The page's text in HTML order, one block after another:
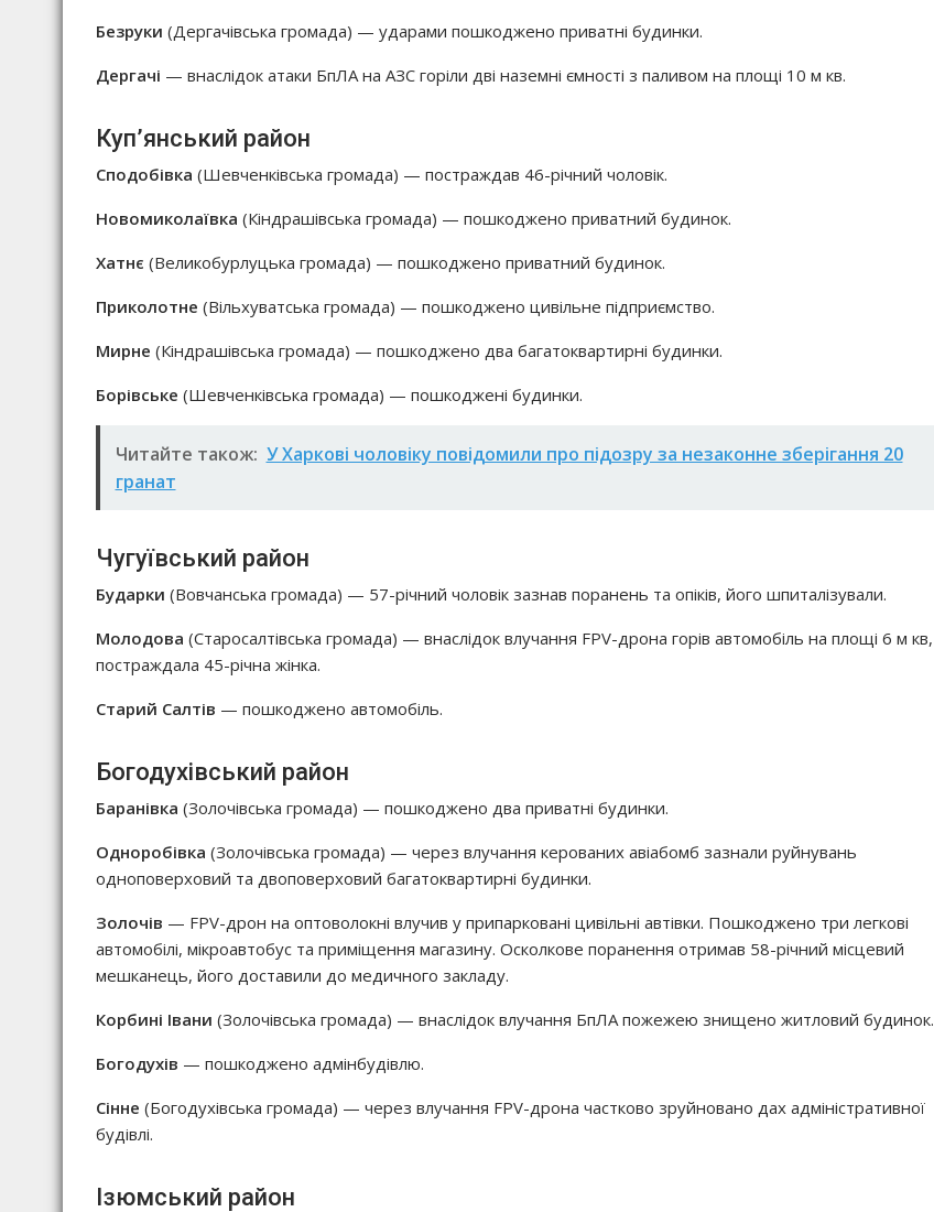
Безруки (Дергачівська громада) — ударами пошкоджено приватні будинки.
Дергачі — внаслідок атаки БпЛА на АЗС горіли дві наземні ємності з паливом на площі 10 м кв.
Куп’янський район
Сподобівка (Шевченківська громада) — постраждав 46-річний чоловік.
Новомиколаївка (Кіндрашівська громада) — пошкоджено приватний будинок.
Хатнє (Великобурлуцька громада) — пошкоджено приватний будинок.
Приколотне (Вільхуватська громада) — пошкоджено цивільне підприємство.
Мирне (Кіндрашівська громада) — пошкоджено два багатоквартирні будинки.
Борівське (Шевченківська громада) — пошкоджені будинки.
Читайте також: У Харкові чоловіку повідомили про підозру за незаконне зберігання 20
гранат
Чугуївський район
Бударки (Вовчанська громада) — 57-річний чоловік зазнав поранень та опіків, його шпиталізували.
Молодова (Старосалтівська громада) — внаслідок влучання FPV-дрона горів автомобіль на площі 6 м кв,
постраждала 45-річна жінка.
Старий Салтів — пошкоджено автомобіль.
Богодухівський район
Баранівка (Золочівська громада) — пошкоджено два приватні будинки.
Одноробівка (Золочівська громада) — через влучання керованих авіабомб зазнали руйнувань
одноповерховий та двоповерховий багатоквартирні будинки.
Золочів — FPV-дрон на оптоволокні влучив у припарковані цивільні автівки. Пошкоджено три легкові
автомобілі, мікроавтобус та приміщення магазину. Осколкове поранення отримав 58-річний місцевий
мешканець, його доставили до медичного закладу.
Корбині Івани (Золочівська громада) — внаслідок влучання БпЛА пожежею знищено житловий будинок.
Богодухів — пошкоджено адмінбудівлю.
Сінне (Богодухівська громада) — через влучання FPV-дрона частково зруйновано дах адміністративної
будівлі.
Ізюмський район